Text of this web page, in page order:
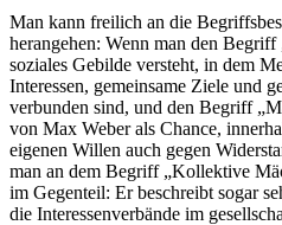
Man kann freilich an die
herangehen: Wenn man den
soziales Gebilde versteht, in dem
Interessen, gemeinsame Ziele und
verbunden sind, und den Begriff
von Max Weberals Chance,
eigenen Willen auch gegen
man an dem Begriff „Kollektive
im Gegenteil: Er beschreibt sogar
die Interessenverbände im